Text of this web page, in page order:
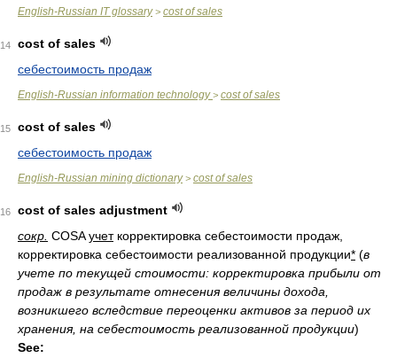
English-Russian IT glossary> cost of sales
14
cost of sales
себестоимость продаж
English-Russian information technology> cost of sales
15
cost of sales
себестоимость продаж
English-Russian mining dictionary> cost of sales
16
cost of sales adjustment
сокр. COSAучеткорректировка себестоимости продаж,
корректировка себестоимости реализованной продукции* (в
учете по текущей стоимости: корректировка прибыли от
продаж в результате отнесения величины дохода,
возникшего вследствие переоценки активов за период их
хранения, на себестоимость реализованной продукции)
See: